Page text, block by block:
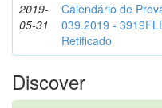
2019-
05-31
Calendário de
039.2019 -
Retificado
Discover